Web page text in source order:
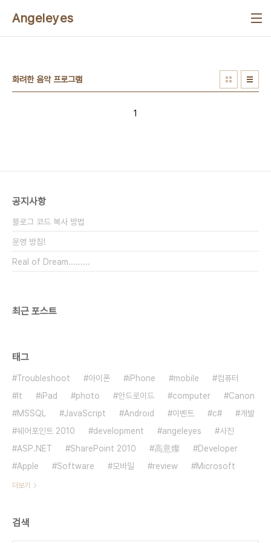
Angeleyes
화려한 음악 프로그램
1
공지사항
블로그 코드 복사 방법
운영 방침!
Real of Dream.........
최근 포스트
태그
Troubleshoot 아이폰 iPhone mobile
컴퓨터
It
iPad photo 안드로이드 computer
Canon
MSSQL
JavaScript Android 이벤트 c#
개발
쉐어포인트 2010
development angeleyes
사진
ASP.NET
SharePoint 2010 高意燦
Developer
Apple
Software 모바일 review Microsoft
더보기
검색